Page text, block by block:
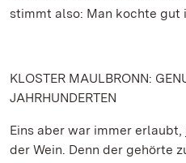
stimmt also: Man kochte gut
KLOSTER MAULBRONN:
JAHRHUNDERTEN
Eins aber war immer
der Wein. Denn der gehörte